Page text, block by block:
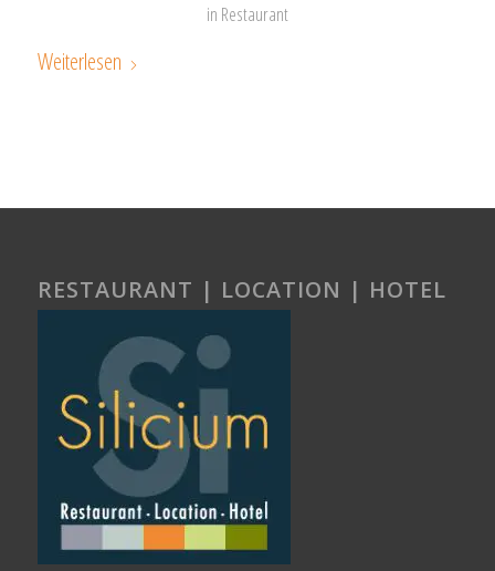
in Restaurant
Weiterlesen
RESTAURANT | LOCATION | HOTEL